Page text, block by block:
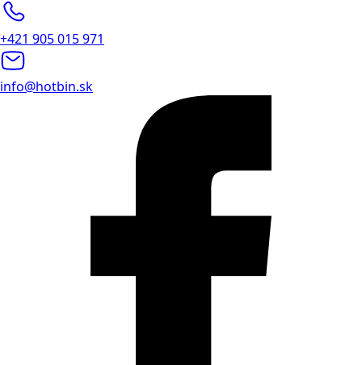
+421 905 015 971
info@hotbin.sk